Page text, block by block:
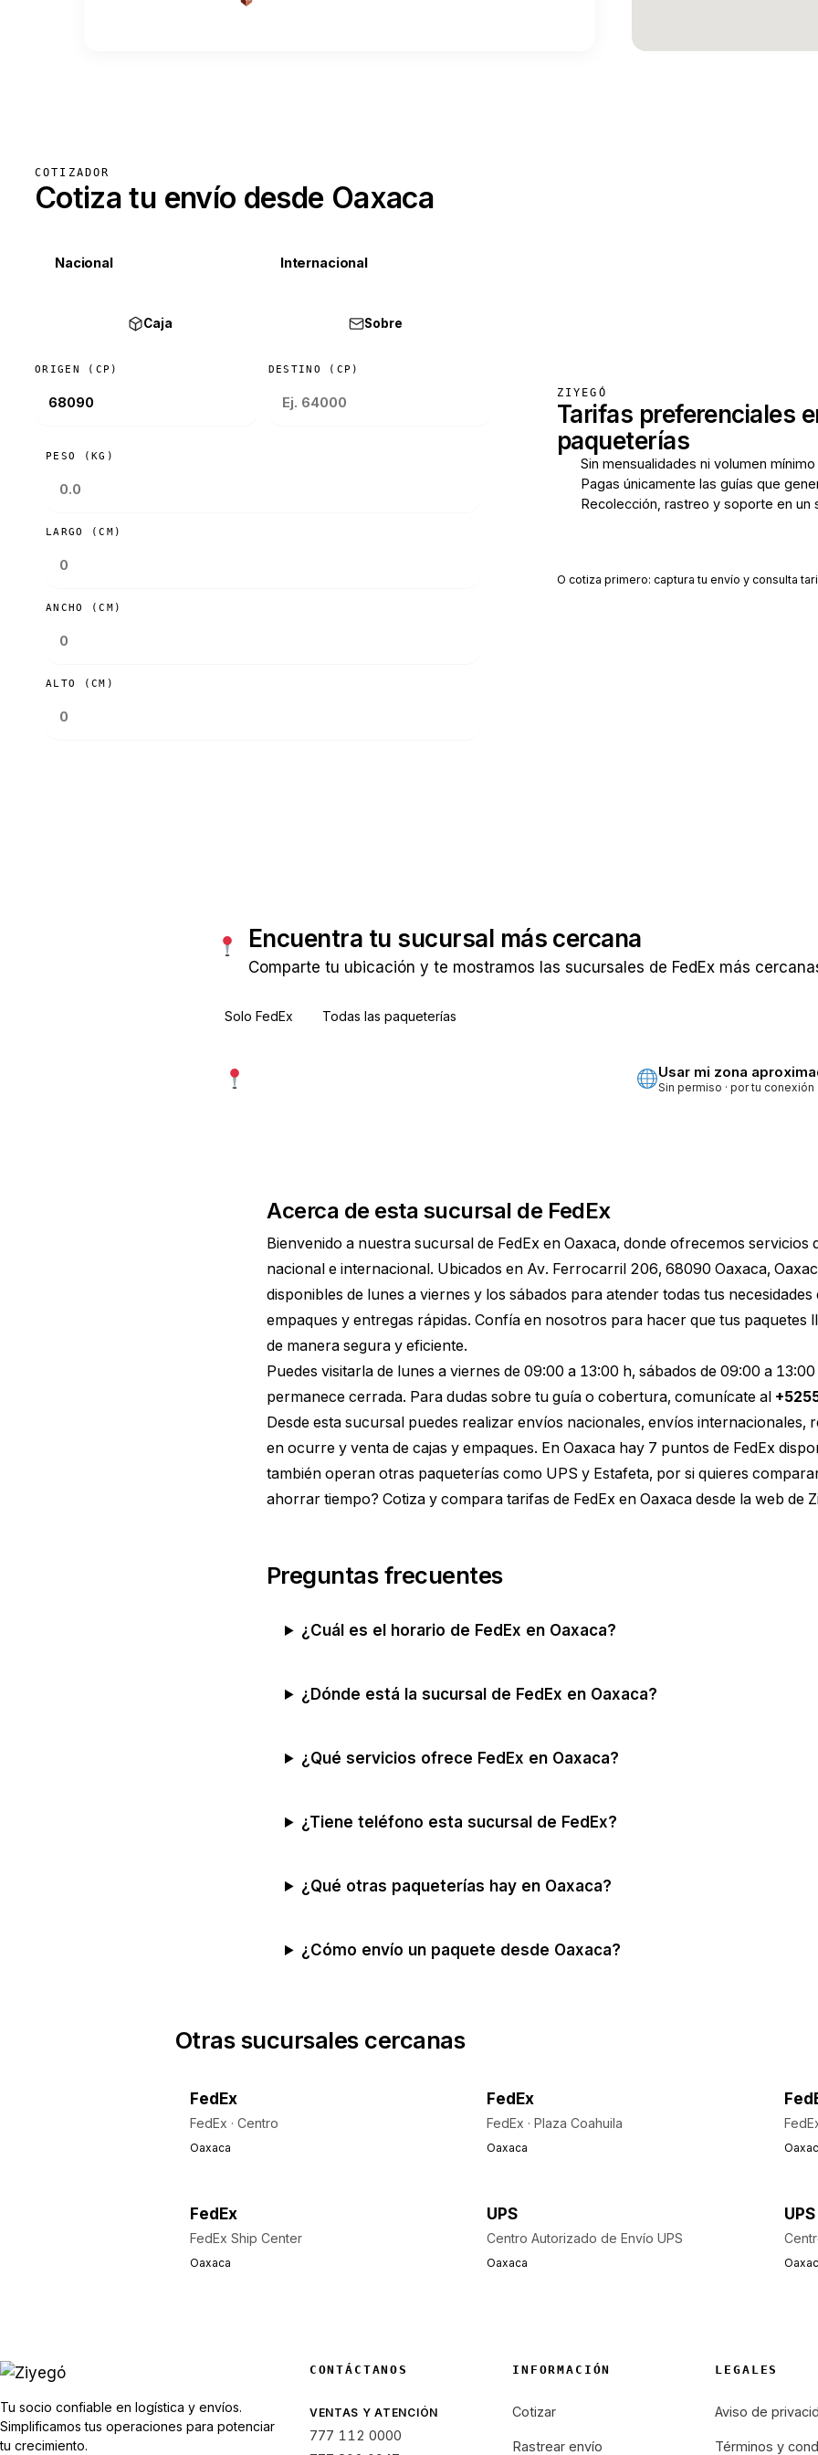
COTIZADOR
Cotiza tu envío desde Oaxaca
Nacional Internacional
Caja Sobre
ORIGEN (CP) DESTINO (CP)
PESO (KG)
LARGO (CM)
ANCHO (CM)
ALTO (CM)
ZIYEGÓ
Tarifas preferenciales
paqueterías
Sin mensualidades ni volumen mínimo
Pagas únicamente las guías que
Recolección, rastreo y soporte en un
O cotiza primero: captura tu envío y consulta
Encuentra tu sucursal más cercana
Comparte tu ubicación y te mostramos las sucursales de FedEx más
Solo FedEx Todas las paqueterías
Usar mi zona
Sin permiso · por tu conexión
Acerca de esta sucursal de FedEx
Bienvenido a nuestra sucursal de FedEx en Oaxaca, donde ofrecemos servicios
nacional e internacional. Ubicados en Av. Ferrocarril 206, 68090 Oaxaca,
disponibles de lunes a viernes y los sábados para atender todas tus
empaques y entregas rápidas. Confía en nosotros para hacer que tus paquetes
de manera segura y eficiente.
Puedes visitarla de lunes a viernes de 09:00 a 13:00 h, sábados de 09:00 a
permanece cerrada. Para dudas sobre tu guía o cobertura, comunícate al
Desde esta sucursal puedes realizar envíos nacionales, envíos internacionales,
en ocurre y venta de cajas y empaques. En Oaxaca hay 7 puntos de FedEx
también operan otras paqueterías como UPS y Estafeta, por si quieres
ahorrar tiempo? Cotiza y compara tarifas de FedEx en Oaxaca desde la web de
Preguntas frecuentes
¿Cuál es el horario de FedEx en Oaxaca?
¿Dónde está la sucursal de FedEx en Oaxaca?
¿Qué servicios ofrece FedEx en Oaxaca?
¿Tiene teléfono esta sucursal de FedEx?
¿Qué otras paqueterías hay en Oaxaca?
¿Cómo envío un paquete desde Oaxaca?
Otras sucursales cercanas
FedEx
FedEx · Centro
Oaxaca
FedEx
FedEx · Plaza Coahuila
Oaxaca
FedEx
FedEx Ship Center
Oaxaca
UPS
Centro Autorizado de Envío UPS
Oaxaca
UPS
Tu socio confiable en logística y envíos.
Simplificamos tus operaciones para potenciar
tu crecimiento.
CONTÁCTANOS
VENTAS Y ATENCIÓN
777 112 0000
INFORMACIÓN
Cotizar
Rastrear envío
LEGALES
Aviso de
Términos y